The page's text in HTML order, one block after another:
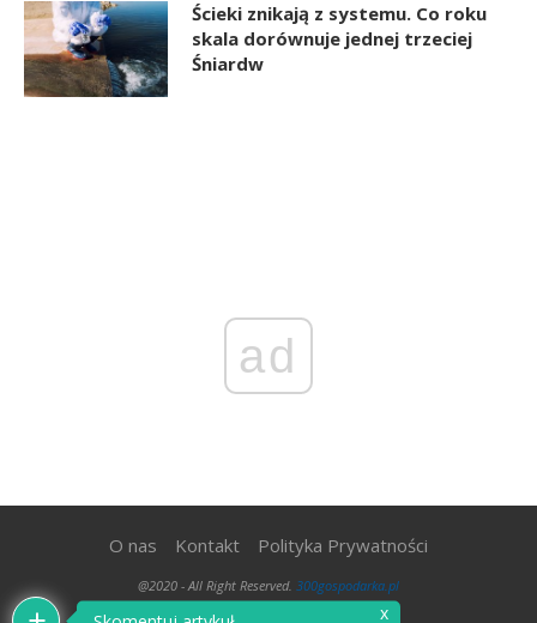
Ścieki znikają z systemu. Co roku
skala dorównuje jednej trzeciej
Śniardw
ad
O nas Kontakt Polityka Prywatności
@2020 - All Right Reserved. 300gospodarka.pl
x